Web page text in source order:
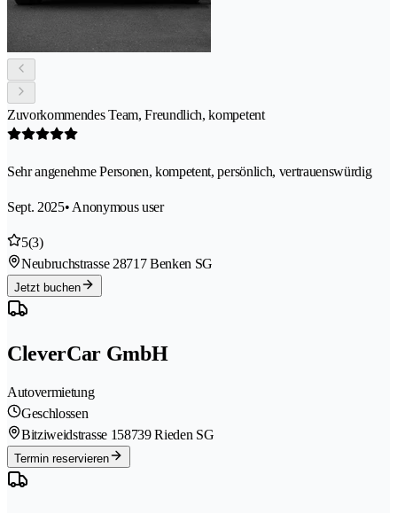
Zuvorkommendes Team, Freundlich, kompetent
Sehr angenehme Personen, kompetent, persönlich, vertrauenswürdig
Sept. 2025• Anonymous user
5(3)
Neubruchstrasse 28717 Benken SG
Jetzt buchen
CleverCar GmbH
Autovermietung
Geschlossen
Bitziweidstrasse 158739 Rieden SG
Termin reservieren